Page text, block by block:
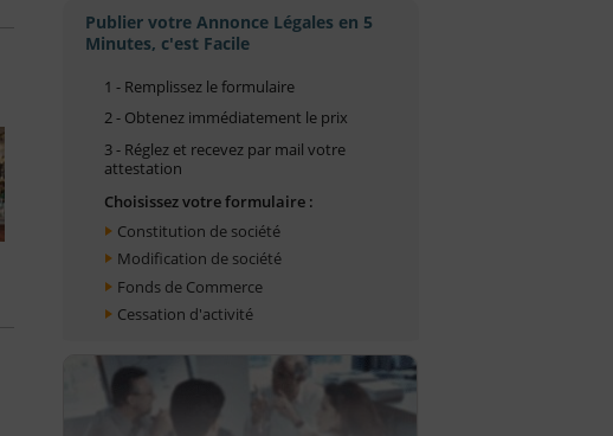
Publier votre Annonce Légales en 5
Minutes, c'est Facile
1 - Remplissez le formulaire
2 - Obtenez immédiatement le prix
3 - Réglez et recevez par mail votre
attestation
Choisissez votre formulaire :
Constitution de société
Modification de société
Fonds de Commerce
Cessation d'activité